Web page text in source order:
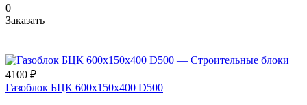
0
Заказать
4100 ₽
Газоблок БЦК 600х150х400 D500